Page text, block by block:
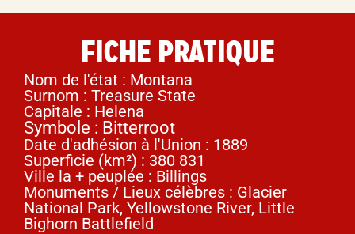
FICHE PRATIQUE
Nom de l'état : Montana
Surnom : Treasure State
Capitale : Helena
Symbole : Bitterroot
Date d'adhésion à l'Union : 1889
Superficie (km²) : 380 831
Ville la + peuplée : Billings
Monuments / Lieux célèbres : Glacier
National Park, Yellowstone River, Little
Bighorn Battlefield